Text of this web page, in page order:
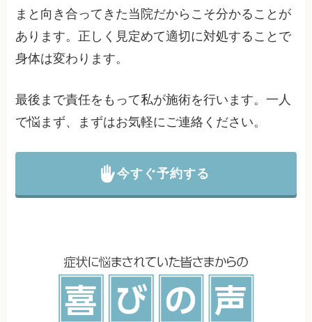
まと向き合ってきた当院だからこそ分かることが
あります。正しく見定めて適切に対処することで
身体は変わります。
最後まで責任をもって私が施術を行います。一人
で悩まず、まずはお気軽にご連絡ください。
今すぐ予約する